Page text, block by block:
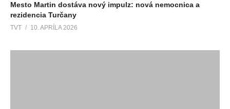
Mesto Martin dostáva nový impulz: nová nemocnica a
rezidencia Turčany
TVT 10. APRÍLA 2026